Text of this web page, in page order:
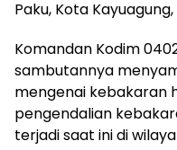
Paku, Kota
Komandan Kodim
sambutannya
mengenai kebakaran
pengendalian
terjadi saat ini di